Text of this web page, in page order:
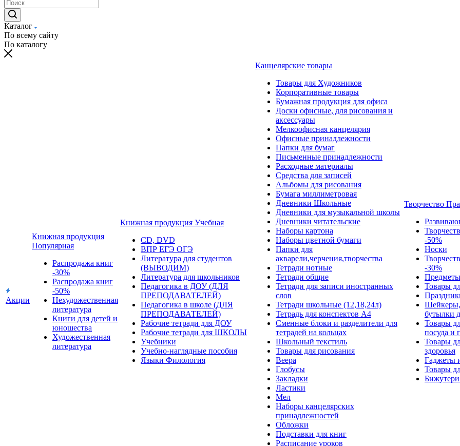
Каталог
По всему сайту
По каталогу
Акции
Книжная продукция
Популярная
Распродажа книг
-30%
Распродажа книг
-50%
Нехудожественная
литература
Книги для детей и
юношества
Художественная
литература
Книжная продукция Учебная
CD, DVD
ВПР ЕГЭ ОГЭ
Литература для студентов
(ВЫВОДИМ)
Литература для школьников
Педагогика в ДОУ (ДЛЯ
ПРЕПОДАВАТЕЛЕЙ)
Педагогика в школе (ДЛЯ
ПРЕПОДАВАТЕЛЕЙ)
Рабочие тетради для ДОУ
Рабочие тетради для ШКОЛЫ
Учебники
Учебно-наглядные пособия
Языки Филология
Канцелярские товары
Товары для Художников
Корпоративные товары
Бумажная продукция для офиса
Доски офисные, для рисования и
аксессуары
Мелкоофисная канцелярия
Офисные принадлежности
Папки для бумаг
Письменные принадлежности
Расходные материалы
Средства для записей
Альбомы для рисования
Бумага миллиметровая
Дневники Школьные
Дневники для музыкальной школы
Дневники читательские
Наборы картона
Наборы цветной бумаги
Папки для
акварели,черчения,творчества
Тетради нотные
Тетради общие
Тетради для записи иностранных
слов
Тетради школьные (12,18,24л)
Тетрадь для конспектов А4
Сменные блоки и разделители для
тетрадей на кольцах
Школьный текстиль
Товары для рисования
Веера
Глобусы
Закладки
Ластики
Мел
Наборы канцелярских
принадлежностей
Обложки
Подставки для книг
Расписание уроков
Творчество
-50%
Носки
-30%
Товары
бутылки
Товары
посуда и
Товары
здоровья
Гаджеты
Товары